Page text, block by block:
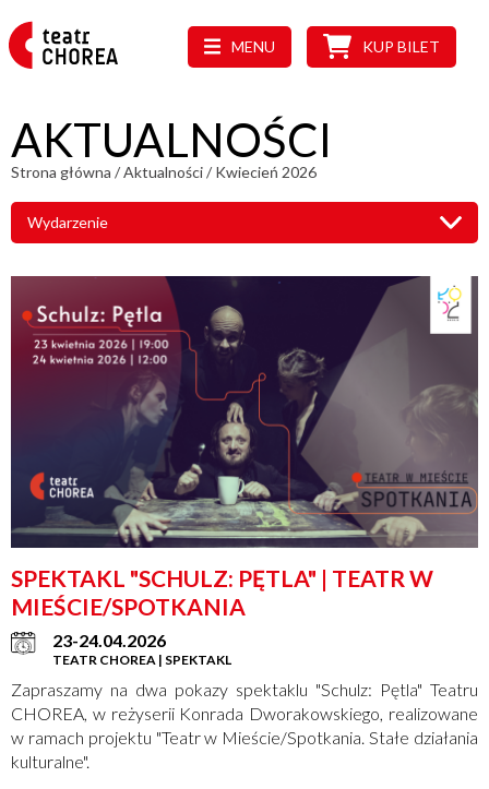
MENU KUP BILET
AKTUALNOŚCI
Strona główna /Aktualności/ Kwiecień 2026
Wydarzenie
SPEKTAKL "SCHULZ: PĘTLA" | TEATR W
MIEŚCIE/SPOTKANIA
23-24.04.2026
TEATR CHOREA | SPEKTAKL
Zapraszamy na dwa pokazy spektaklu "Schulz: Pętla" Teatru
CHOREA, w reżyserii Konrada Dworakowskiego, realizowane
w ramach projektu "Teatr w Mieście/Spotkania. Stałe działania
kulturalne".